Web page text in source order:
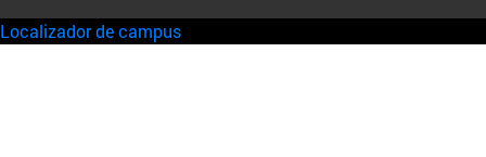
Localizador de campus